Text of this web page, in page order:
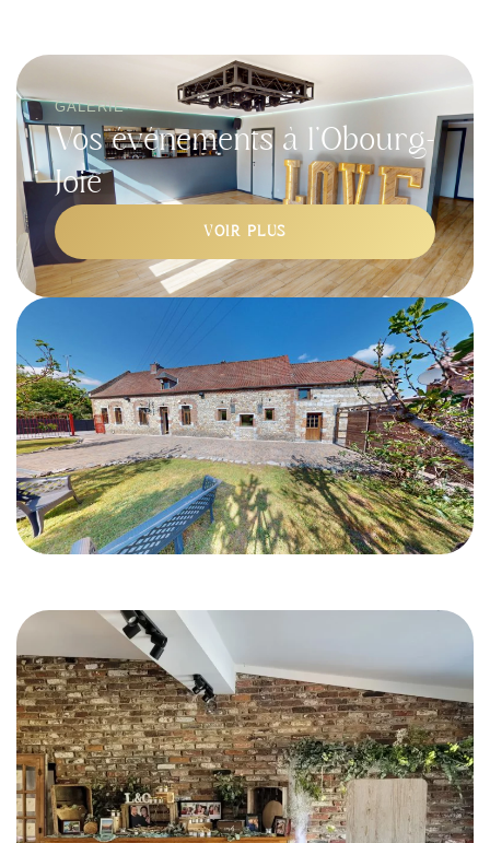
GALERIE
Vos événements à l’Obourg-
Joie
VOIR PLUS